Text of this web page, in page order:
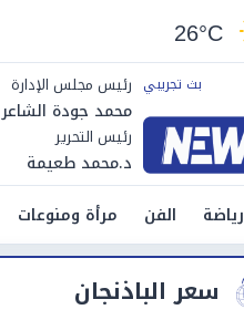
26°C
رئيس مجلس الإدارة
محمد جودة الشاعر
رئيس التحرير
د.محمد طعيمة
رياضة الفن مرأة ومنوعات
سعر الباذنجان